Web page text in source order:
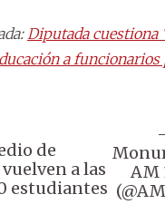
Diputada cuestiona
a funcionarios
de
vuelven a las
estudiantes
AM